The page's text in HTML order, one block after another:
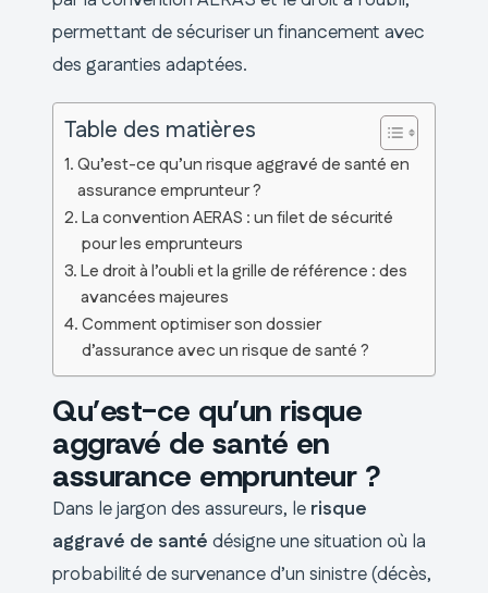
permettant de sécuriser un financement avec
des garanties adaptées.
Table des matières
Qu’est-ce qu’un risque aggravé de santé en
assurance emprunteur ?
La convention AERAS : un filet de sécurité
pour les emprunteurs
Le droit à l’oubli et la grille de référence : des
avancées majeures
Comment optimiser son dossier
d’assurance avec un risque de santé ?
Qu’est-ce qu’un risque
aggravé de santé en
assurance emprunteur ?
Dans le jargon des assureurs, le risque
aggravé de santé désigne une situation où la
probabilité de survenance d’un sinistre (décès,